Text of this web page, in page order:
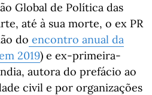
Global de Política das
até à sua morte, o ex PR
do encontro anual da
2019) e ex-primeira-
autora do prefácio ao
civil e por organizações